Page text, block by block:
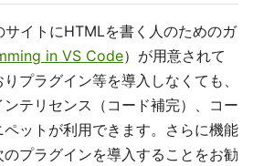
イトにHTMLを書く人のためのガ
in VS Code）が用意されて
プラグイン等を導入しなくても、
テリセンス（コード補完）、コー
ペットが利用できます。さらに機能
プラグインを導入することをお勧